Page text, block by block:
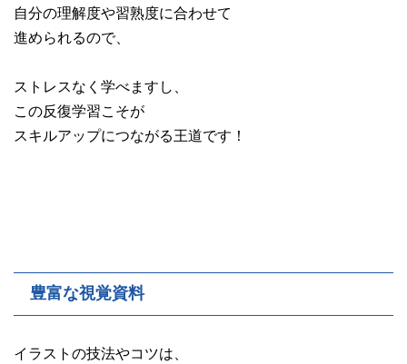
自分の理解度や習熟度に合わせて
進められるので、
ストレスなく学べますし、
この反復学習こそが
スキルアップにつながる王道です！
豊富な視覚資料
イラストの技法やコツは、